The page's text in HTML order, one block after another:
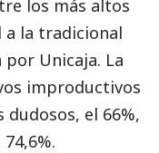
los más altos
a la tradicional
Unicaja. La
improductivos
dudosos, el 66%,